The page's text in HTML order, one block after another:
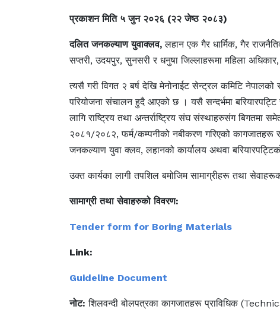
प्रकाशन मिति ५ जुन २०२६ (२२ जेष्ठ २०८३)
दलित जनकल्याण युवाक्लव, लहान एक गैर धार्मिक, गैर
सप्तरी, उदयपुर, सुनसरी र धनुषा जिल्लाहरूमा महिला अधिकार,
त्यसै गरी विगत २ बर्ष देखि मेनोनाईट सेन्ट्रल कमिटि नेपालको
परियोजना संचालन हुदै आएको छ । यसै सन्दर्भमा
लागि राष्ट्रिय तथा अन्तर्राष्ट्रिय संघ संस्थाहरुसंग
२०८१/२०८२, फर्म/कम्पनीको नबीकरण गरिएको कागजातहरू
जनकल्याण युवा क्लव, लहानको कार्यालय अथवा
उक्त कार्यका लागी तपशिल बमोजिम सामाग्रीहरू तथा
सामाग्री तथा सेवाहरुको विवरण:
Tender form for Boring Materials
Link:
Guideline Document
नोट: शिलवन्दी बोलपत्रका कागजातहरू प्राविधिक